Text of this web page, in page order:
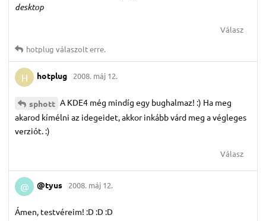
desktop
Válasz
hotplug válaszolt erre.
H hotplug 2008. máj 12.
sphott A KDE4 még mindíg egy bughalmaz! :) Ha meg
akarod kímélni az idegeidet, akkor inkább várd meg a végleges
verziót. :)
Válasz
@ @tyus 2008. máj 12.
Ámen, testvéreim! :D :D :D